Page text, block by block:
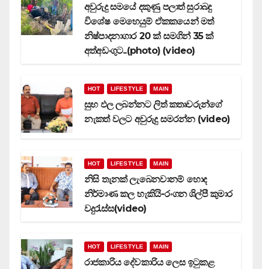
අවුරුදු සමයේ දකුණු පලාත් සුරාබදු
විශේෂ මෙහෙයුම් ඒකකයෙන් මත්
නිෂ්පාදනාගාර 20 ක් සමගින් 35 ක්
අත්අඩංගුට..(photo) (video)
HOT LIFESTYLE MAIN
සුභ ඵල ලබන්නට ලිත් කතෘවරුන්ගේ
නැකත් වලට අවුරුදු සමරන්න (video)
HOT LIFESTYLE MAIN
නිසි තැනක් ලැබෙනවානම් හොද
නිර්මාණ කල හැකියි-රංගන ශිල්පී කුමාර
වදුරැස්ස(video)
HOT LIFESTYLE MAIN
රාජකාරිය දේවකාරිය ලෙස ඉටුකළ